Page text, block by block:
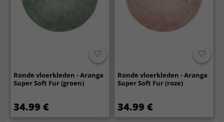
Ronde vloerkleden - Aranga
Super Soft Fur (groen)
34.99 €
Ronde vloerkleden - Aranga
Super Soft Fur (roze)
34.99 €